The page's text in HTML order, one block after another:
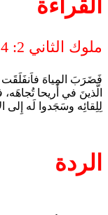
القراءة
ملوك الثاني 2: 14ب–15
فَضَرَبَ المِياهَ فاَنفَلَقَت
الَّذينَ في أَريحا
لِلِقائِه وسَجَدوا لَه إِلى
الردة